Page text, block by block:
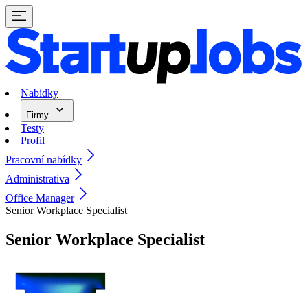
Nabídky
Firmy
Testy
Profil
Pracovní nabídky
Administrativa
Office Manager
Senior Workplace Specialist
Senior Workplace Specialist